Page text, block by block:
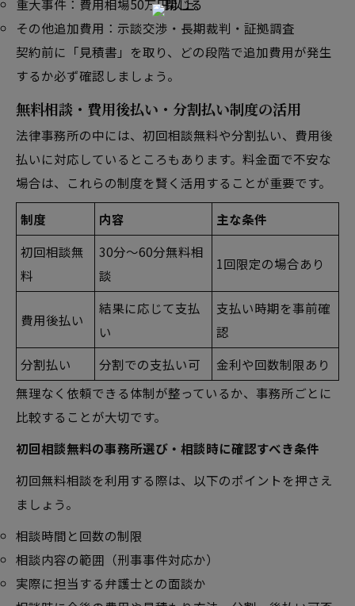
重大事件：費用相場50万円以上
その他追加費用：示談交渉・長期裁判・証拠調査
契約前に「見積書」を取り、どの段階で追加費用が発生
するか必ず確認しましょう。
無料相談・費用後払い・分割払い制度の活用
法律事務所の中には、初回相談無料や分割払い、費用後
払いに対応しているところもあります。料金面で不安な
場合は、これらの制度を賢く活用することが重要です。
制度 内容
主な条件
初回相談無
料
30分～60分無料相
談
1回限定の場合あり
費用後払い
結果に応じて支払
い
支払い時期を事前確
認
分割払い
分割での支払い可
金利や回数制限あり
無理なく依頼できる体制が整っているか、事務所ごとに
比較することが大切です。
初回相談無料の事務所選び・相談時に確認すべき条件
初回無料相談を利用する際は、以下のポイントを押さえ
ましょう。
相談時間と回数の制限
相談内容の範囲（刑事事件対応か）
実際に担当する弁護士との面談か